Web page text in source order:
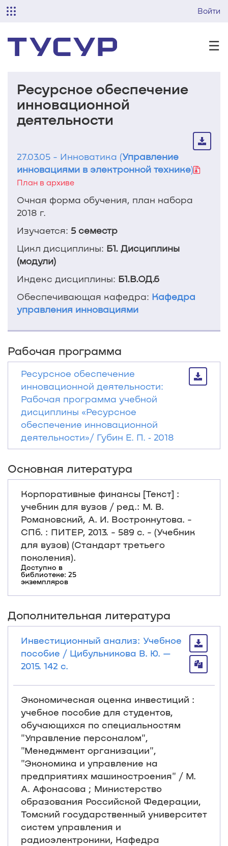
Войти
☰
Ресурсное обеспечение
инновационной
деятельности
27.03.05 - Инноватика (Управление
инновациями в электронной технике)
План в архиве
Очная форма обучения, план набора
2018 г.
Изучается: 5 семестр
Цикл дисциплины: Б1. Дисциплины
(модули)
Индекс дисциплины: Б1.В.ОД.6
Обеспечивающая кафедра: Кафедра
управления инновациями
Рабочая программа
Ресурсное обеспечение
инновационной деятельности:
Рабочая программа учебной
дисциплины «Ресурсное
обеспечение инновационной
деятельности»/ Губин Е. П. ‐ 2018
Основная литература
Корпоративные финансы [Текст] :
учебник для вузов / ред.: М. В.
Романовский, А. И. Вострокнутова. -
СПб. : ПИТЕР, 2013. - 589 с. - (Учебник
для вузов) (Стандарт третьего
поколения).
Доступно в
библиотеке: 25
экземпляров
Дополнительная литература
Инвестиционный анализ: Учебное
пособие / Цибульникова В. Ю. —
2015. 142 с.
Экономическая оценка инвестиций :
учебное пособие для студентов,
обучающихся по специальностям
"Управление персоналом",
"Менеджмент организации",
"Экономика и управление на
предприятиях машиностроения" / М.
А. Афонасова ; Министерство
образования Российской Федерации,
Томский государственный университет
систем управления и
радиоэлектроники, Кафедра